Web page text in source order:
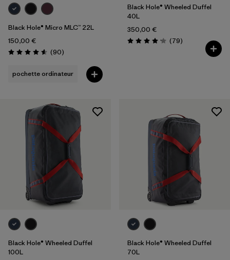
Black Hole® Micro MLC™ 22L
150,00 €
Évaluation: 4.6 / 5
(90Avis
)
pochette ordinateur
Black Hole® Wheeled Duffel
40L
350,00 €
Évaluation: 4.1 / 5
(79Avis
)
Black Hole® Wheeled Duffel
100L
Black Hole® Wheeled Duffel
70L